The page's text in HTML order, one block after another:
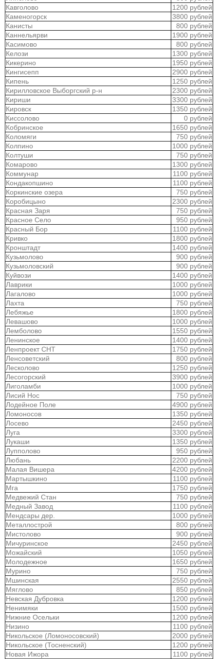
Кавголово
1200 рублей
Каменогорск
3800 рублей
Канисты
800 рублей
Каннельярви
1900 рублей
Касимово
800 рублей
Келози
1300 рублей
Кикерино
1950 рублей
Кингисепп
2900 рублей
Кипень
1250 рублей
Кирилловское Выборгский р-н
2300 рублей
Кириши
3300 рублей
Кировск
1350 рублей
Киссолово
0 рублей
Кобринское
1650 рублей
Коломяги
750 рублей
Колпино
1000 рублей
Колтуши
750 рублей
Комарово
1300 рублей
Коммунар
1100 рублей
Кондакопшино
1100 рублей
Коркинские озера
750 рублей
Коробицыно
2300 рублей
Красная Заря
750 рублей
Красное Село
950 рублей
Красный Бор
1100 рублей
Кривко
1800 рублей
Кронштадт
1400 рублей
Кузьмолово
900 рублей
Кузьмоловский
900 рублей
Куйвози
1400 рублей
Лаврики
1000 рублей
Лагалово
1000 рублей
Лахта
750 рублей
Лебяжье
1800 рублей
Левашово
1000 рублей
Лемболово
1550 рублей
Ленинское
1400 рублей
Ленпроект СНТ
1750 рублей
Ленсоветский
800 рублей
Лесколово
1250 рублей
Лесогорский
3900 рублей
Лиголамби
1000 рублей
Лисий Нос
750 рублей
Лодейное Поле
4900 рублей
Ломоносов
1350 рублей
Лосево
2450 рублей
Луга
3300 рублей
Лукаши
1350 рублей
Лупполово
950 рублей
Любань
2200 рублей
Малая Вишера
4200 рублей
Мартышкино
1100 рублей
Мга
1750 рублей
Медвежий Стан
750 рублей
Медный Завод
1100 рублей
Мендсары дер.
1000 рублей
Металлострой
800 рублей
Мистолово
900 рублей
Мичуринское
2450 рублей
Можайский
1050 рублей
Молодежное
1650 рублей
Мурино
750 рублей
Мшинская
2550 рублей
Мяглово
850 рублей
Невская Дубровка
1200 рублей
Ненимяки
1500 рублей
Нижние Осельки
1200 рублей
Низино
1100 рублей
Никольское (Ломоносовский)
2000 рублей
Никольское (Тосненский)
1200 рублей
Новая Ижора
1100 рублей